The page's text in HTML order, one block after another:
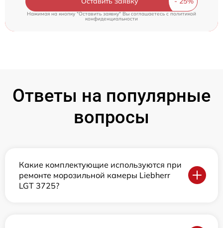
Нажимая на кнопку "Оставить заявку" Вы соглашаетесь cполитикой
конфиденциальности
Ответы на популярные
вопросы
Какие комплектующие используются при
ремонте морозильной камеры Liebherr
LGT 3725?